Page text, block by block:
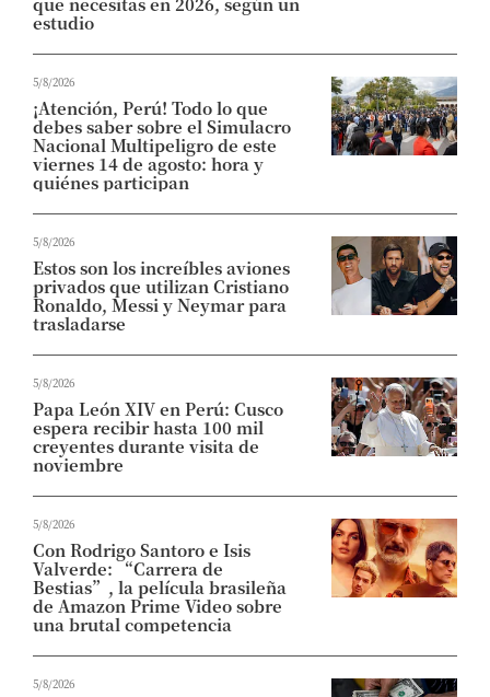
estudio
5/8/2026
¡Atención, Perú! Todo lo que
debes saber sobre el Simulacro
Nacional Multipeligro de este
viernes 14 de agosto: hora y
quiénes participan
5/8/2026
Estos son los increíbles aviones
privados que utilizan Cristiano
Ronaldo, Messi y Neymar para
trasladarse
5/8/2026
Papa León XIV en Perú: Cusco
espera recibir hasta 100 mil
creyentes durante visita de
noviembre
5/8/2026
Con Rodrigo Santoro e Isis
Valverde: “Carrera de
Bestias”, la película brasileña
de Amazon Prime Video sobre
una brutal competencia
5/8/2026